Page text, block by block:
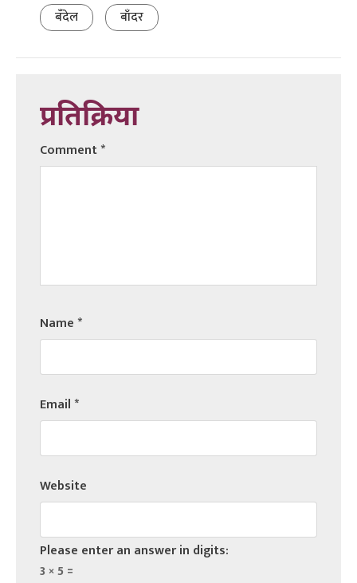
बँदेल
बाँदर
प्रतिक्रिया
Comment*
Name*
Email*
Website
Please enter an answer in digits:
3 × 5 =